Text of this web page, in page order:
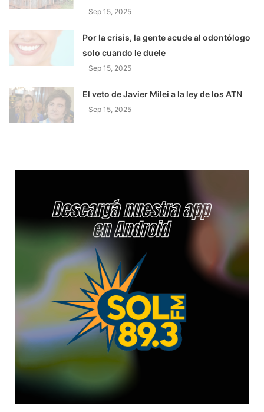
Sep 15, 2025
Por la crisis, la gente acude al odontólogo
solo cuando le duele
Sep 15, 2025
El veto de Javier Milei a la ley de los ATN
Sep 15, 2025